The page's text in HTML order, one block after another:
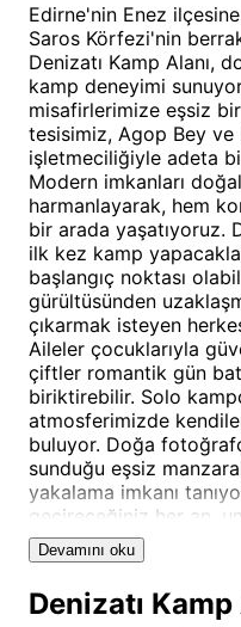
Edirne'nin Enez
Saros Körfezi'nin
Denizatı Kamp Alanı,
kamp deneyimi
misafirlerimize eşsiz
tesisimiz, Agop Bey ve
işletmeciliğiyle adeta
Modern imkanları
harmanlayarak, hem
bir arada yaşatıyoruz.
ilk kez kamp
başlangıç noktası
gürültüsünden
çıkarmak isteyen
Aileler çocuklarıyla
çiftler romantik gün
biriktirebilir. Solo
atmosferimizde
buluyor. Doğa
sunduğu eşsiz
yakalama imkanı
geçireceğiniz her an,
dönüşüyor.
Denizatı Kamp
Devamını oku
Denizatı